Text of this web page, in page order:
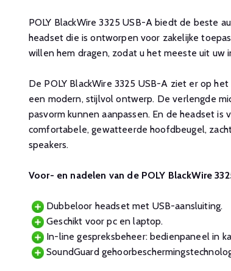
POLY BlackWire 3325 USB-A biedt de beste
headset die is ontworpen voor zakelijke
willen hem dragen, zodat u het meeste uit uw
De POLY BlackWire 3325 USB-A ziet er op
een modern, stijlvol ontwerp. De verlengde
pasvorm kunnen aanpassen. En de headset
comfortabele, gewatteerde hoofdbeugel,
speakers.
Voor- en nadelen van de POLY BlackWire
Dubbeloor headset met USB-aansluiting.
Geschikt voor pc en laptop.
In-line gespreksbeheer: bedienpaneel in
SoundGuard